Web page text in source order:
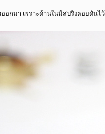
อกมา เพราะด้านในมีสปริงคอยดันไว้